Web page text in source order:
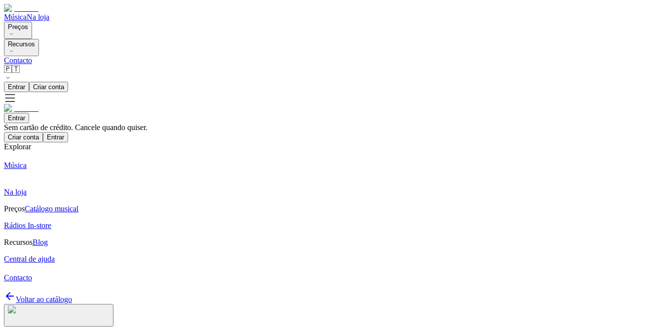
MúsicaNa loja
Preços
Recursos
Contacto
🇵🇹
Entrar Criar conta
Entrar
Sem cartão de crédito. Cancele quando quiser.
Criar conta Entrar
Explorar
Música
Na loja
PreçosCatálogo musical
Rádios In-store
RecursosBlog
Central de ajuda
Contacto
Voltar ao catálogo